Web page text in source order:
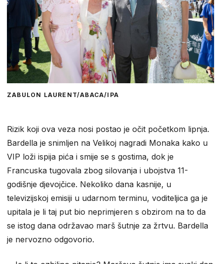
ZABULON LAURENT/ABACA/IPA
Rizik koji ova veza nosi postao je očit početkom lipnja.
Bardella je snimljen na Velikoj nagradi Monaka kako u
VIP loži ispija pića i smije se s gostima, dok je
Francuska tugovala zbog silovanja i ubojstva 11-
godišnje djevojčice. Nekoliko dana kasnije, u
televizijskoj emisiji u udarnom terminu, voditeljica ga je
upitala je li taj put bio neprimjeren s obzirom na to da
se istog dana održavao marš šutnje za žrtvu. Bardella
je nervozno odgovorio.